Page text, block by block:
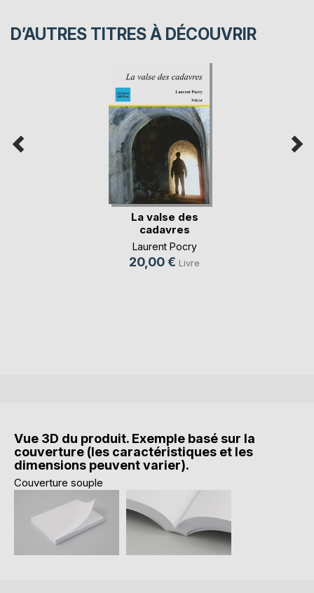
D’AUTRES TITRES À DÉCOUVRIR
La valse des
cadavres
Laurent Pocry
20,00 € Livre
Vue 3D du produit. Exemple basé sur la
couverture (les caractéristiques et les
dimensions peuvent varier).
Couverture souple